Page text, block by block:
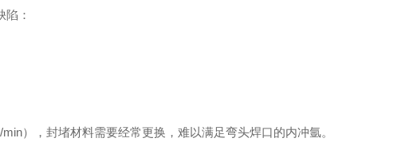
：
），封堵材料需要经常更换，难以满足弯头焊口的内冲氩。